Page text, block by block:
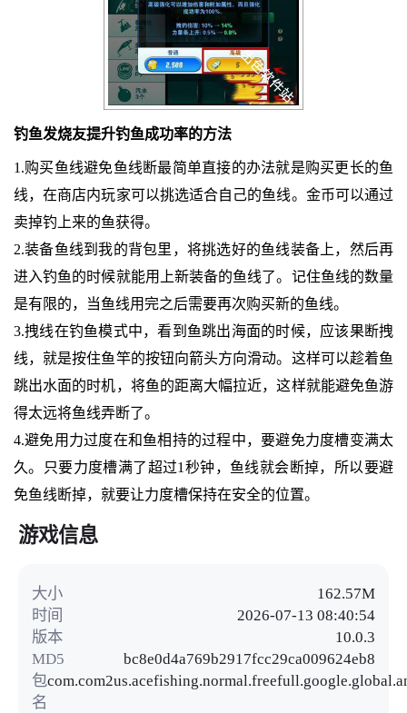
钓鱼发烧友提升钓鱼成功率的方法
1.购买鱼线避免鱼线断最简单直接的办法就是购买更长的鱼
线，在商店内玩家可以挑选适合自己的鱼线。金币可以通过
卖掉钓上来的鱼获得。
2.装备鱼线到我的背包里，将挑选好的鱼线装备上，然后再
进入钓鱼的时候就能用上新装备的鱼线了。记住鱼线的数量
是有限的，当鱼线用完之后需要再次购买新的鱼线。
3.拽线在钓鱼模式中，看到鱼跳出海面的时候，应该果断拽
线，就是按住鱼竿的按钮向箭头方向滑动。这样可以趁着鱼
跳出水面的时机，将鱼的距离大幅拉近，这样就能避免鱼游
得太远将鱼线弄断了。
4.避免用力过度在和鱼相持的过程中，要避免力度槽变满太
久。只要力度槽满了超过1秒钟，鱼线就会断掉，所以要避
免鱼线断掉，就要让力度槽保持在安全的位置。
游戏信息
大小
162.57M
时间
2026-07-13 08:40:54
版本
10.0.3
MD5
bc8e0d4a769b2917fcc29ca009624eb8
包
名